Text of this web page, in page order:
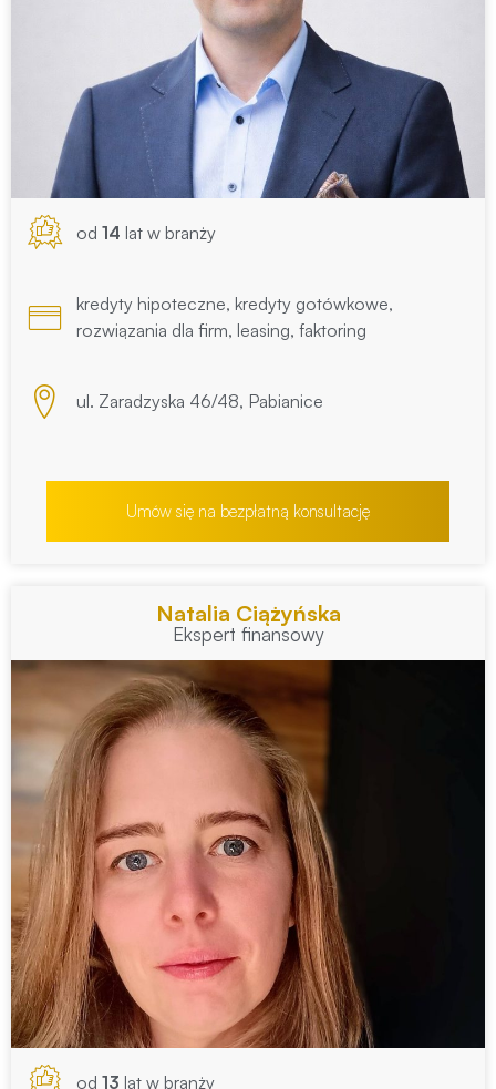
od 14 lat w branży
kredyty hipoteczne, kredyty gotówkowe,
rozwiązania dla firm, leasing, faktoring
ul. Zaradzyska 46/48, Pabianice
Umów się na bezpłatną konsultację
Natalia Ciążyńska
Ekspert finansowy
od 13 lat w branży